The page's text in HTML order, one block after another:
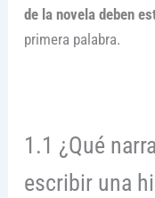
de la novela deben
primera palabra.
1.1 ¿Qué
escribir una